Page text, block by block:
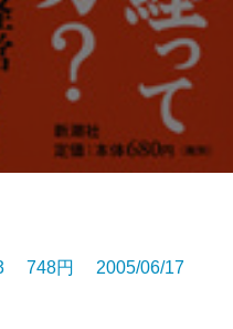
3 748円 2005/06/17